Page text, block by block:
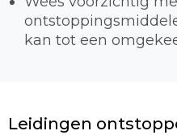
kan tot een
Leidingen